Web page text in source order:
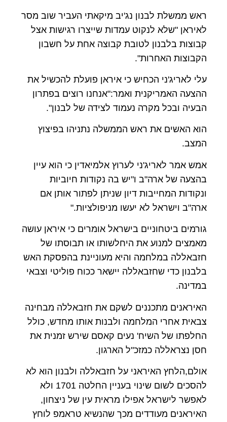
ראש ממשלת לבנון נג'יב מיקאתי העביר שוב מסר
לאיראן "שלא לנקוט עמדות שייצרו רגישות אצל
קבוצות בלבנון לטובת קבוצה אחת על חשבון
הקבוצות האחרות".
עלי לאריג'ני הכחיש כי איראן פועלת להכשיל את
ההצעה האמריקנית ואמר:"אנחנו רוצים בפתרון
הבעיה ובכל מקרה נעמוד לצידה של לבנון".
הוא האשים את ראש הממשלה נתניהו בפיצוץ
המצב.
אמש אמר לאריג'ני לערוץ אלמיאדין כי הוא עיין
בהצעה של ארה"ב ו"יש בה נקודות חיוביות
ונקודות המחייבות דיון שניתן לפתור אותן אם
ארה"ב וישראל לא יעשו מניפולציות."
גורמים ביטחוניים בישראל אומרים כי איראן עושה
מאמצים למנוע את היחלשותו או תבוסתו של
חזבאללה במלחמה והיא מעוניינת בהפסקת האש
בלבנון כדי שחזבאללה יישאר ככוח פוליטי וצבאי
במדינה.
האיראנים מתכננים לשקם את חזבאללה מבחינה
צבאית אחרי המלחמה ולבנות אותו מחדש, כולל
החלפתו של השיח' נעים קאסם שירש זמנית את
חסן נצראללה כמזכ"ל הארגון.
אולם,הלחץ האיראני על חזבאללה ולבנון הוא לא
להסכים לשום שינוי בעניין החלטה 1701 ולא
לאפשר לישראל אפילו מראית עין של ניצחון,
האיראנים מעודדים מכך שהנשיא טראמפ לוחץ